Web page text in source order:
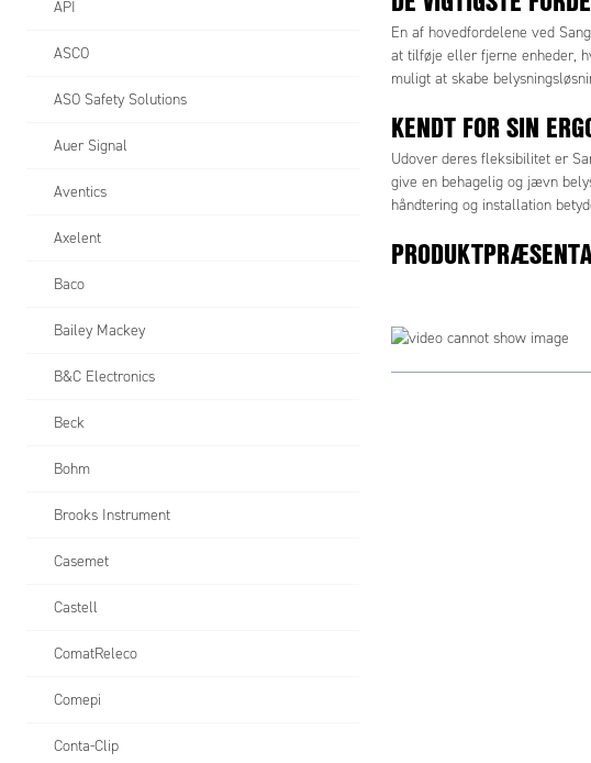
API
ASCO
ASO Safety Solutions
Auer Signal
Aventics
Axelent
Baco
Bailey Mackey
B&C Electronics
Beck
Bohm
Brooks Instrument
Casemet
Castell
ComatReleco
Comepi
Conta-Clip
En af hovedfordelene ved
at tilføje eller fjerne enheder,
muligt at skabe
KENDT FOR SIN
Udover deres fleksibilitet er
give en behagelig og jævn
håndtering og installation